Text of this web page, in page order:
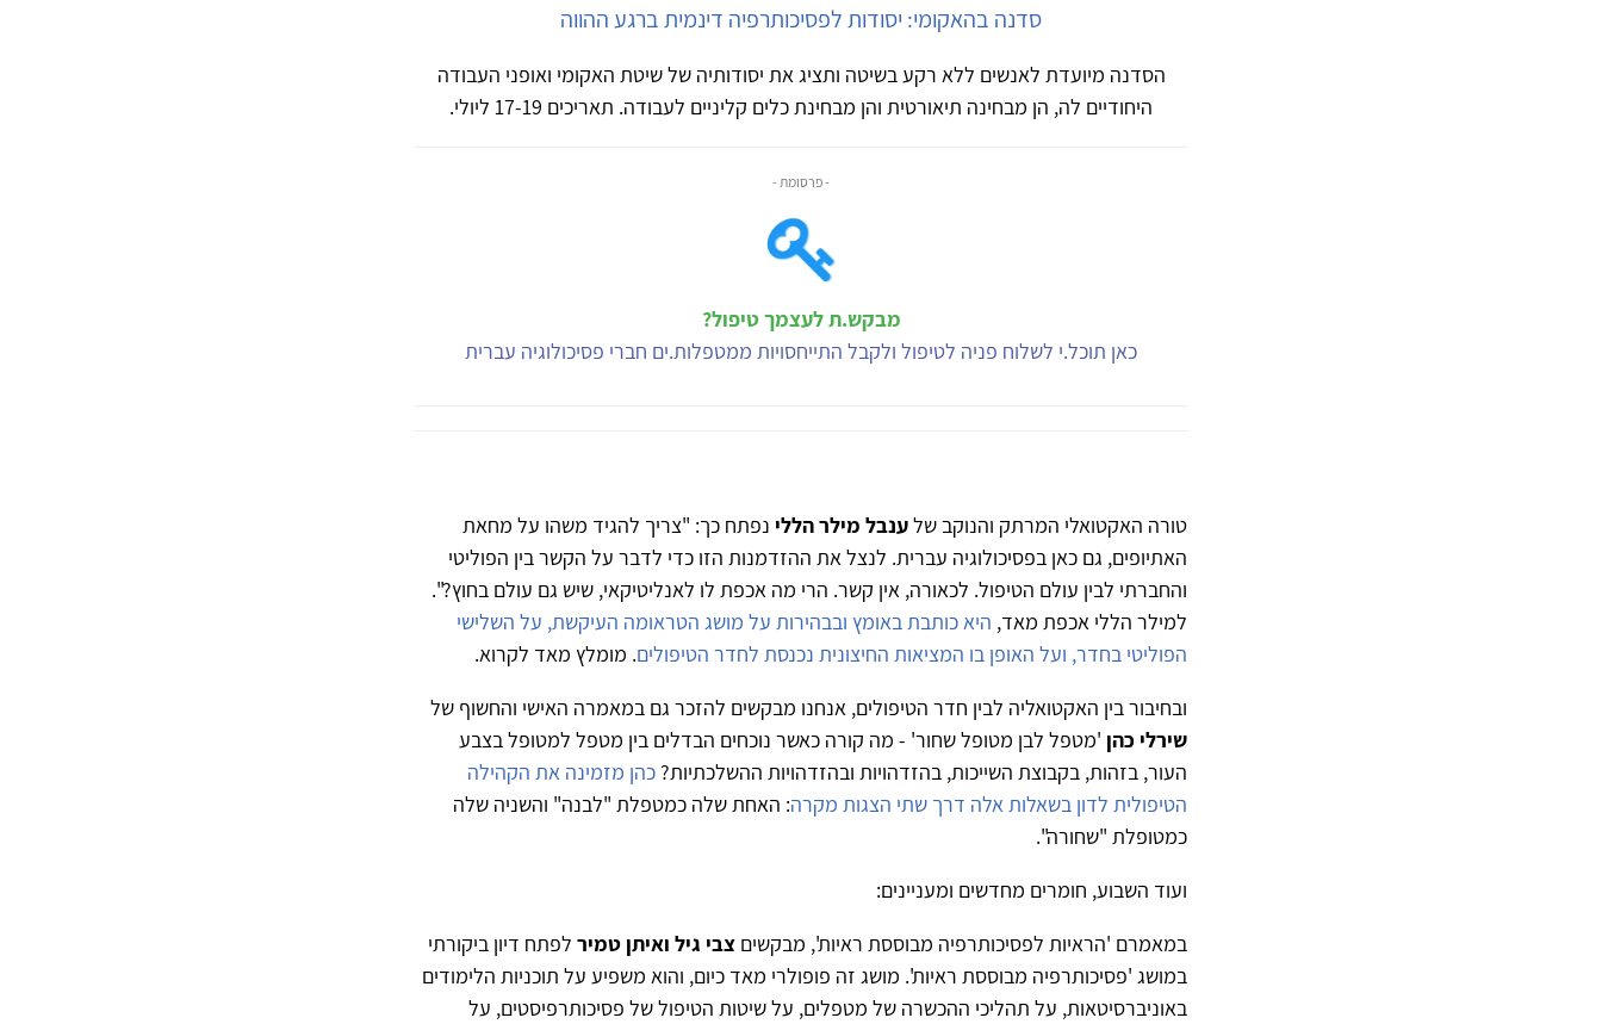
סדנה בהאקומי: יסודות לפסיכותרפיה דינמית ברגע ההווה
הסדנה מיועדת לאנשים ללא רקע בשיטה ותציג את יסודותיה של שיטת האקומי ואופני העבודה
היחודיים לה, הן מבחינה תיאורטית והן מבחינת כלים קליניים לעבודה. תאריכים 17-19 ליולי.
- פרסומת -
מבקש.ת לעצמך טיפול?
כאן תוכל.י לשלוח פניה לטיפול ולקבל התייחסויות ממטפלות.ים חברי פסיכולוגיה עברית
טורה האקטואלי המרתק והנוקב שלענבל מילר הללי נפתח כך: "צריך להגיד משהו על מחאת
האתיופים, גם כאן בפסיכולוגיה עברית. לנצל את ההזדמנות הזו כדי לדבר על הקשר בין הפוליטי
והחברתי לבין עולם הטיפול. לכאורה, אין קשר. הרי מה אכפת לו לאנליטיקאי, שיש גם עולם בחוץ?".
למילר הללי אכפת מאד, היא כותבת באומץ ובבהירות על מושג הטראומה העיקשת, על השלישי
הפוליטי בחדר, ועל האופן בו המציאות החיצונית נכנסת לחדר הטיפולים. מומלץ מאד לקרוא.
ובחיבור בין האקטואליה לבין חדר הטיפולים, אנחנו מבקשים להזכר גם במאמרה האישי והחשוף של
שירלי כהן 'מטפל לבן מטופל שחור' - מה קורה כאשר נוכחים הבדלים בין מטפל למטופל בצבע
העור, בזהות, בקבוצת השייכות, בהזדהויות ובהזדהויות ההשלכתיות? כהן מזמינה את הקהילה
הטיפולית לדון בשאלות אלה דרך שתי הצגות מקרה: האחת שלה כמטפלת "לבנה" והשניה שלה
כמטופלת "שחורה".
ועוד השבוע, חומרים מחדשים ומעניינים:
במאמרם 'הראיות לפסיכותרפיה מבוססת ראיות', מבקשים צבי גיל ואיתן טמיר לפתח דיון ביקורתי
במושג 'פסיכותרפיה מבוססת ראיות'. מושג זה פופולרי מאד כיום, והוא משפיע על תוכניות הלימודים
באוניברסיטאות, על תהליכי ההכשרה של מטפלים, על שיטות הטיפול של פסיכותרפיסטים, על